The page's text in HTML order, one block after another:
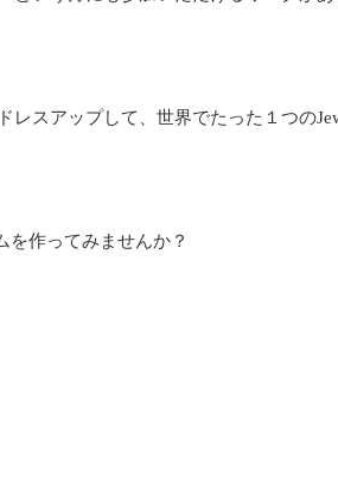
レスアップして、世界でたった１つの
を作ってみませんか？